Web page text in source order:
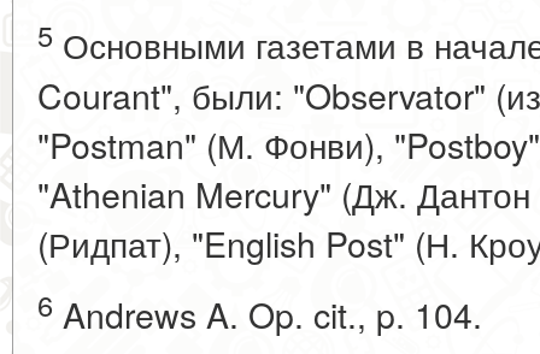
5 Основными газетами в
Courant", были: "Observator"
"Postman" (М. Фонви),
"Athenian Mercury" (Дж.
(Ридпат), "English Post" (Н.
6 Andrews A. Op. cit., p. 104.